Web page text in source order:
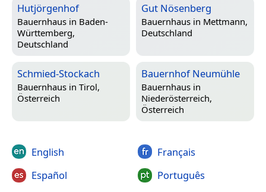
Hutjörgenhof
Bauernhaus in Baden-
Württemberg,
Deutschland
Gut Nösenberg
Bauernhaus in Mettmann,
Deutschland
Schmied-Stockach
Bauernhaus in Tirol,
Österreich
Bauernhof Neumühle
Bauernhaus in
Niederösterreich,
Österreich
English
Español
Français
Português